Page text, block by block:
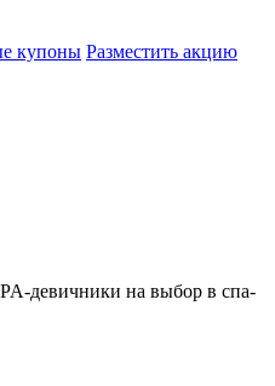
купоны Разместить акцию
девичники на выбор в спа-